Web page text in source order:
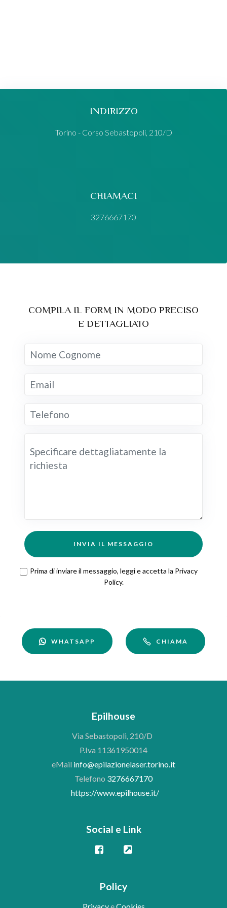
COMPILA IL FORM IN MODO PRECISO
E DETTAGLIATO
INVIA IL MESSAGGIO
Prima di inviare il messaggio, leggi e accetta la Privacy
Policy.
INDIRIZZO
Torino - Corso Sebastopoli, 210/D
CHIAMACI
3276667170
WHATSAPP CHIAMA
Epilhouse
Via Sebastopoli, 210/D
P.Iva 11361950014
eMail info@epilazionelaser.torino.it
Telefono 3276667170
https://www.epilhouse.it/
Social e Link
Policy